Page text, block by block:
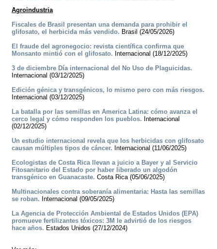
Agroindustria
Fiscales de Brasil presentan una demanda para prohibir el
glifosato, el herbicida más vendido. Brasil (24/05/2026)
El fraude del agronegocio: revista científica confirma que
Monsanto mintió con el glifosato. Internacional (18/12/2025)
3 de diciembre Día internacional del No Uso de Plaguicidas.
Internacional (03/12/2025)
Edición génica y transgénicos, lo mismo pero con más riesgos.
Internacional (03/12/2025)
La batalla por las semillas en America Latina: cómo avanza el
cerco legal y cómo responden los pueblos. Internacional
(02/12/2025)
Un estudio internacional revela que los herbicidas con glifosato
causan múltiples tipos de cáncer. Internacional (11/06/2025)
Ecologistas de Costa Rica llevan a juicio a Bayer y al Servicio
Fitosanitario del Estado por haber liberado un algodón
transgénico en Guanacaste. Costa Rica (05/06/2025)
Multinacionales contra soberanía alimentaria: Hasta las semillas
se roban. Internacional (09/05/2025)
La Agencia de Protección Ambiental de Estados Unidos (EPA)
promueve fertilizantes tóxicos: 3M le advirtió de los riesgos
hace años. Estados Unidos (27/12/2024)